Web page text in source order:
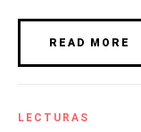
READ MORE
LECTURAS